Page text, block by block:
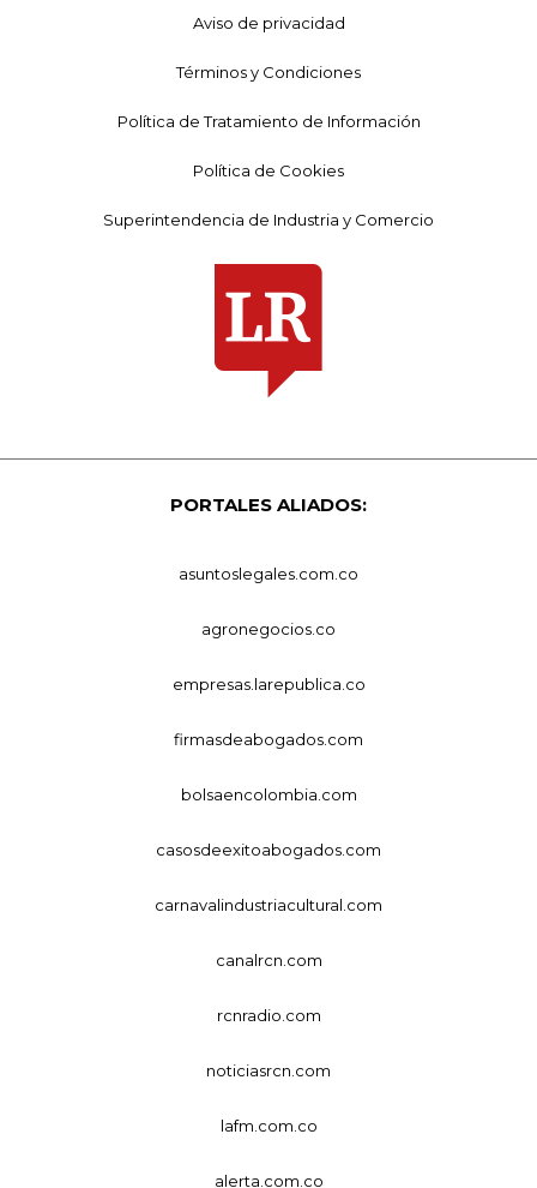
Aviso de privacidad
Términos y Condiciones
Política de Tratamiento de Información
Política de Cookies
Superintendencia de Industria y Comercio
PORTALES ALIADOS:
asuntoslegales.com.co
agronegocios.co
empresas.larepublica.co
firmasdeabogados.com
bolsaencolombia.com
casosdeexitoabogados.com
carnavalindustriacultural.com
canalrcn.com
rcnradio.com
noticiasrcn.com
lafm.com.co
alerta.com.co